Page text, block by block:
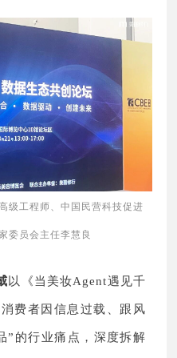
级工程师、中国民营科技促进
委员会主任李慧良
以《当美妆Agent遇见千
费者因信息过载、跟风
”的行业痛点，深度拆解